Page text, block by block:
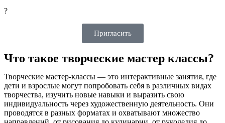
?
Пригласить
Что такое творческие мастер классы?
Творческие мастер-классы — это интерактивные занятия, где
дети и взрослые могут попробовать себя в различных видах
творчества, изучить новые навыки и выразить свою
индивидуальность через художественную деятельность. Они
проводятся в разных форматах и охватывают множество